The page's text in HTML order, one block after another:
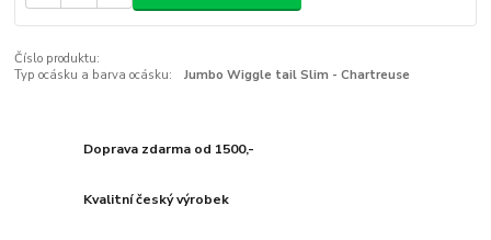
Číslo produktu:
Typ ocásku a barva ocásku:
Jumbo Wiggle tail Slim - Chartreuse
Doprava zdarma od 1500,-
Kvalitní český výrobek